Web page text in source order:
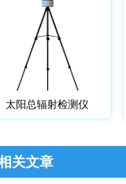
太阳总辐射检测仪
关文章